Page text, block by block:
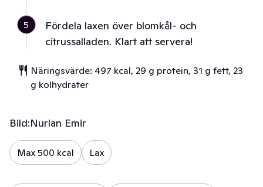
5
Fördela laxen över blomkål- och
citrussalladen. Klart att servera!
Näringsvärde: 497 kcal, 29 g protein, 31 g fett, 23
g kolhydrater
Bild:Nurlan Emir
Max 500 kcal Lax